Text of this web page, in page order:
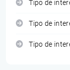
Tipo de
Tipo de
Tipo de